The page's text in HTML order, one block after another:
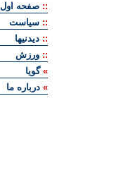
:: صفحه اول
:: سياست
:: ديدنيها
:: ورزش
»گويا
» درباره ما